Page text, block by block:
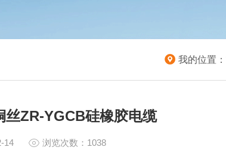
我的位置：
丝ZR-YGCB硅橡胶电缆
14 浏览次数：1038